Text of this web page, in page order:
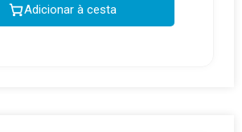
Adicionar à cesta